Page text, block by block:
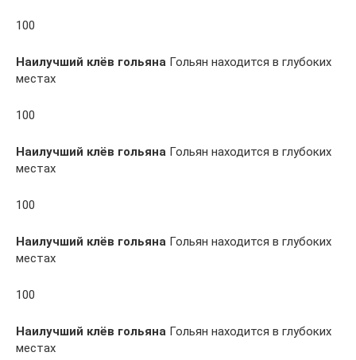
100
Наилучший клёв гольяна Гольян находится в глубоких
местах
100
Наилучший клёв гольяна Гольян находится в глубоких
местах
100
Наилучший клёв гольяна Гольян находится в глубоких
местах
100
Наилучший клёв гольяна Гольян находится в глубоких
местах